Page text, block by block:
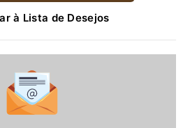
à Lista de Desejos